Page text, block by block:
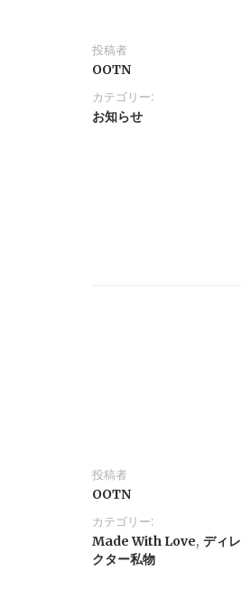
投稿者
OOTN
カテゴリー:
お知らせ
投稿者
OOTN
カテゴリー:
Made With Love, ディレ
クター私物